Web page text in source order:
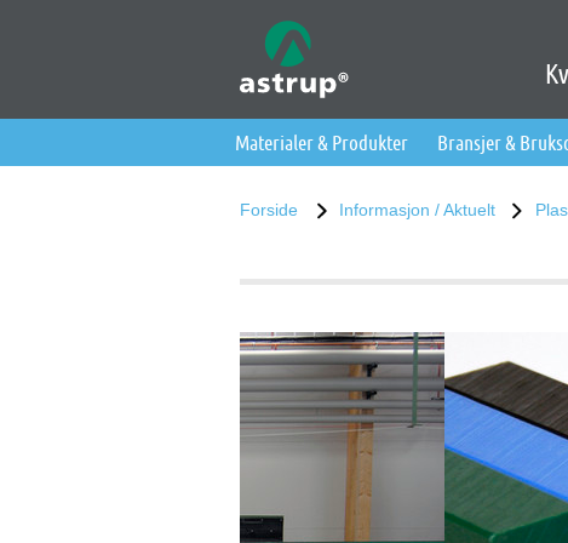
Materialer & Produkter Bransjer &
Forside Informasjon / Aktuelt